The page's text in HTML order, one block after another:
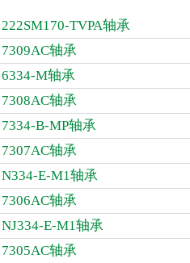
222SM170-TVPA轴承
7309AC轴承
6334-M轴承
7308AC轴承
7334-B-MP轴承
7307AC轴承
N334-E-M1轴承
7306AC轴承
NJ334-E-M1轴承
7305AC轴承